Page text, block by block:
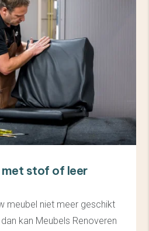
met stof of leer
meubel niet meer geschikt
kan Meubels Renoveren